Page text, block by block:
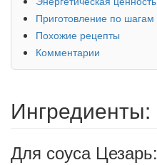
Приготовление по шагам
Похожие рецепты
Комментарии
Ингредиенты:
Для соуса Цезарь: